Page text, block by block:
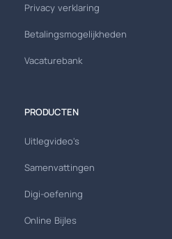
Privacy verklaring
Betalingsmogelijkheden
Vacaturebank
PRODUCTEN
Uitlegvideo's
Samenvattingen
Digi-oefening
Online Bijles